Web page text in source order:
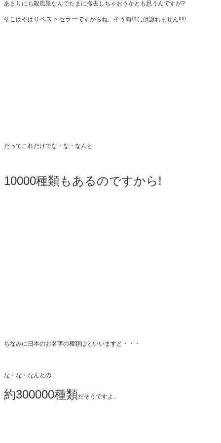
あまりにも殺風景なんでたまに撤去しちゃおうかとも思うんですが?
そこはやはり ベストセラーですからね、そう簡単には譲れません!!!!!
だってこれだけでな・な・なんと
10000種類もあるのですから!
ちなみに日本のお名字の種類はといいますと・・・
な・な・なんとの
約300000種類だそうですよ。